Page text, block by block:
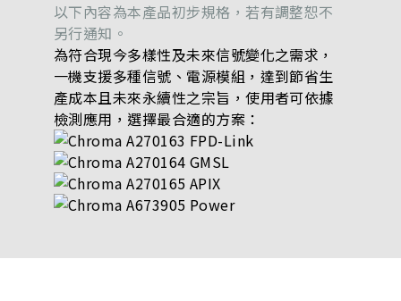
以下內容為本產品初步規格，若有調整恕不
另行通知。
為符合現今多樣性及未來信號變化之需求，
一機支援多種信號、電源模組，達到節省生
產成本且未來永續性之宗旨，使用者可依據
檢測應用，選擇最合適的方案：